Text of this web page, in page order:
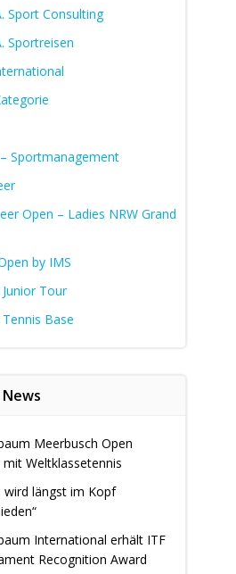
Sport Consulting
Sportreisen
Sportmanagement
Open – Ladies NRW Grand
by IMS
Junior Tour
Tennis Base
Meerbusch Open
Weltklassetennis
wird längst im Kopf
International erhält ITF
Recognition Award